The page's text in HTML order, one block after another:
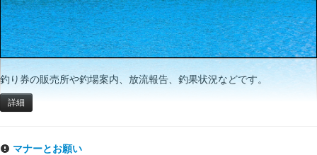
釣り券の販売所や釣場案内、放流報告、釣果状況などです。
詳細
マナーとお願い